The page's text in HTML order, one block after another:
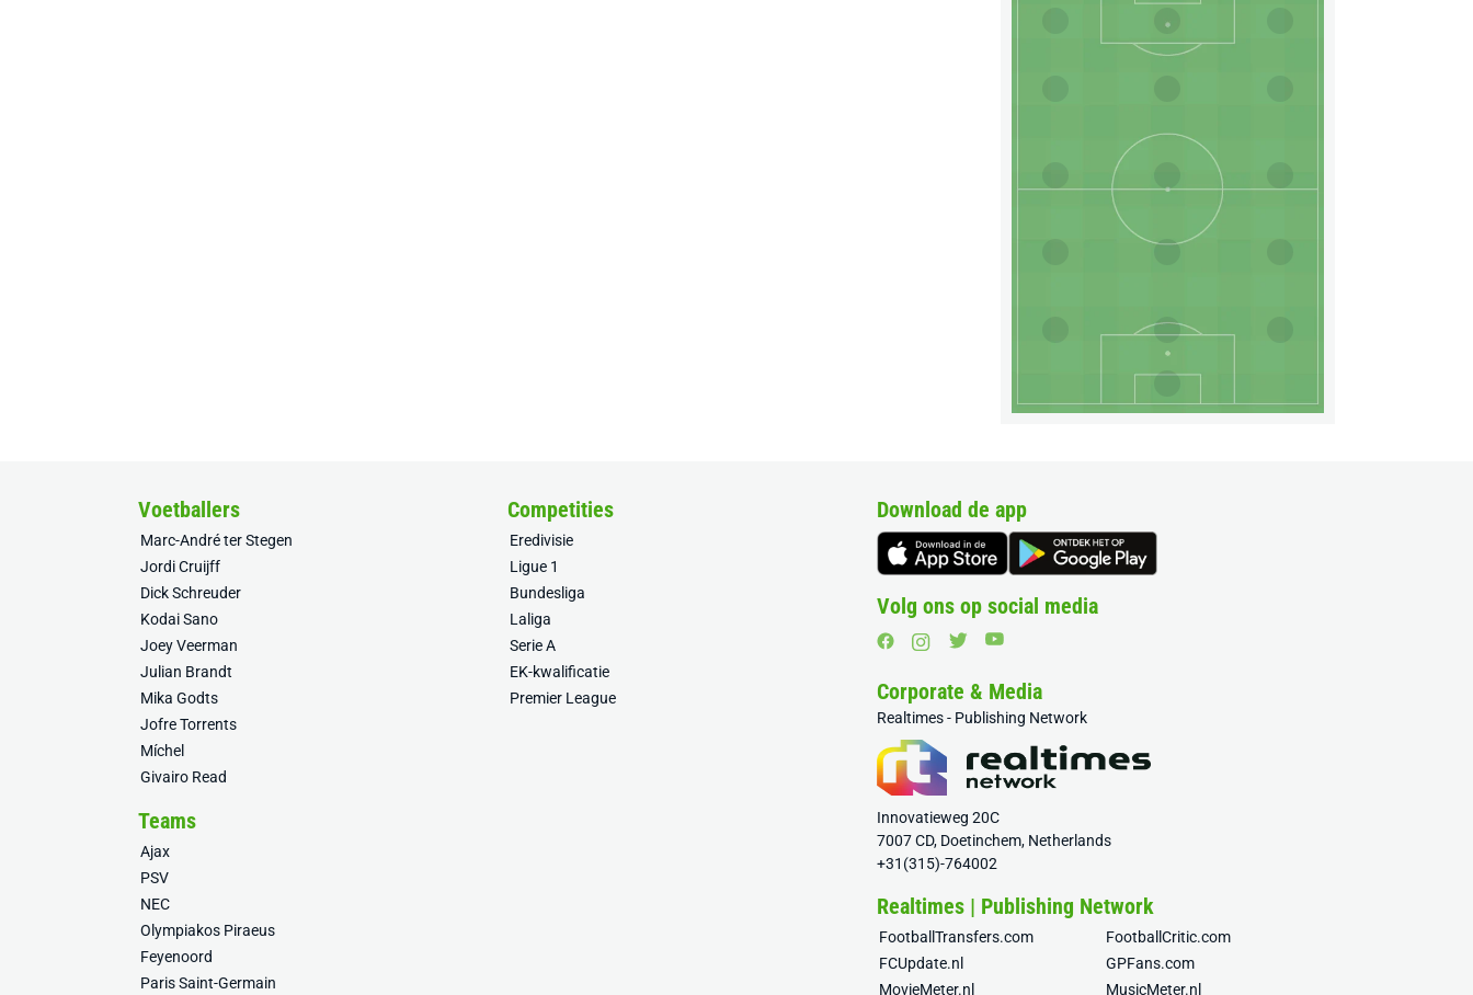
Voetballers
Marc-André ter Stegen
Jordi Cruijff
Dick Schreuder
Kodai Sano
Joey Veerman
Julian Brandt
Mika Godts
Jofre Torrents
Míchel
Givairo Read
Competities
Eredivisie
Ligue 1
Bundesliga
Laliga
Serie A
EK-kwalificatie
Premier League
Teams
Ajax
PSV
NEC
Olympiakos Piraeus
Feyenoord
Paris Saint-Germain
Download de app
Volg ons op social media
Corporate & Media
Realtimes - Publishing Network
Innovatieweg 20C
7007 CD, Doetinchem, Netherlands
+31(315)-764002
Realtimes | Publishing Network
FootballTransfers.com
FootballCritic.com
FCUpdate.nl
GPFans.com
MovieMeter.nl
MusicMeter.nl